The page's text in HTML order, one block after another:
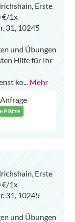
Erste
€/1x
31, 10245
und Übungen
Hilfe für Ihr
ko... Mehr
Plätze
Erste
€/1x
31, 10245
und Übungen